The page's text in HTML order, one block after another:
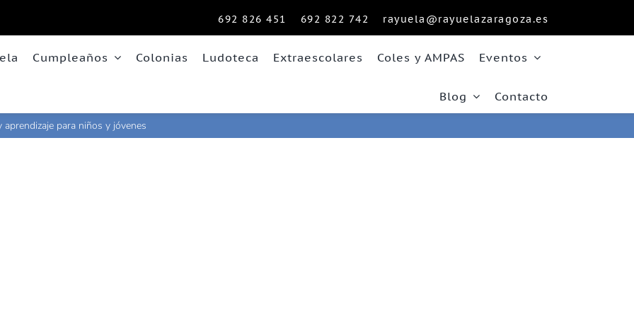
692 826 451 692 822 742 rayuela@rayuelazaragoza.es
Cumpleaños Colonias Ludoteca Extraescolares Coles y AMPAS Eventos
Blog Contacto
para niños y jóvenes